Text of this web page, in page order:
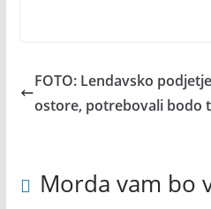
FOTO: Lendavsko
ostore, potrebovali bodo
Morda vam bo